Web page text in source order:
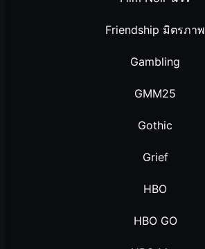
Friendship มิตรภาพ
Gambling
GMM25
Gothic
Grief
HBO
HBO GO